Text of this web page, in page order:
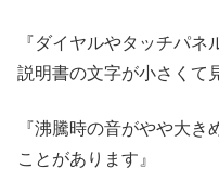
『ダイヤルやタッチパネ
説明書の文字が小さくて
『沸騰時の音がやや大
ことがあります』